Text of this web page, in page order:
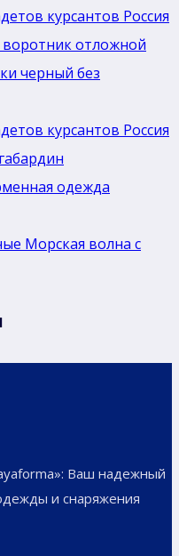
курсантов Россия
отложной
черный без
курсантов Россия
одежда
Морская волна с
Ваш надежный
и снаряжения